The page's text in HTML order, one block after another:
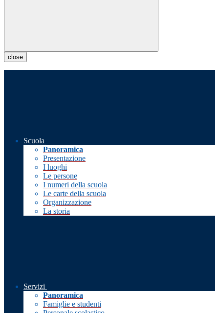
close
Scuola
Panoramica
Presentazione
I luoghi
Le persone
I numeri della scuola
Le carte della scuola
Organizzazione
La storia
Servizi
Panoramica
Famiglie e studenti